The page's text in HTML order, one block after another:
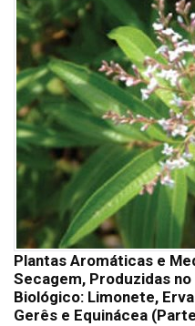
Plantas Aromáticas e
Secagem, Produzidas
Biológico: Limonete,
Gerês e Equinácea